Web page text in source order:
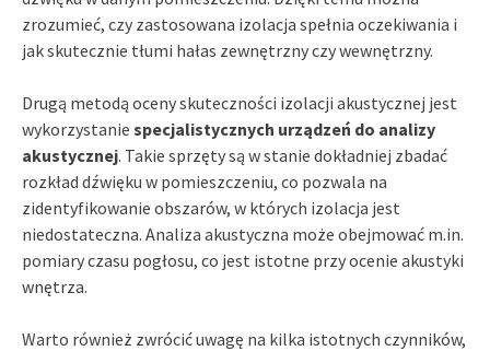
zrozumieć, czy zastosowana izolacja spełnia oczekiwania i
jak skutecznie tłumi hałas zewnętrzny czy wewnętrzny.
Drugą metodą oceny skuteczności izolacji akustycznej jest
wykorzystanie specjalistycznych urządzeń do analizy
akustycznej. Takie sprzęty są w stanie dokładniej zbadać
rozkład dźwięku w pomieszczeniu, co pozwala na
zidentyfikowanie obszarów, w których izolacja jest
niedostateczna. Analiza akustyczna może obejmować m.in.
pomiary czasu pogłosu, co jest istotne przy ocenie akustyki
wnętrza.
Warto również zwrócić uwagę na kilka istotnych czynników,